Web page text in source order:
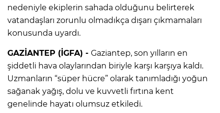
nedeniyle ekiplerin sahada olduğunu belirterek
vatandaşları zorunlu olmadıkça dışarı çıkmamaları
konusunda uyardı.
GAZİANTEP (İGFA) - Gaziantep, son yılların en
şiddetli hava olaylarından biriyle karşı karşıya kaldı.
Uzmanların “süper hücre” olarak tanımladığı yoğun
sağanak yağış, dolu ve kuvvetli fırtına kent
genelinde hayatı olumsuz etkiledi.